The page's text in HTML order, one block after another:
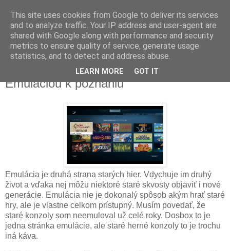
utorok 17. júna 2014
Emuláciou k poznaniu
Emulácia je druhá strana starých hier. Vdychuje im druhý
život a vďaka nej môžu niektoré staré skvosty objaviť i nové
generácie. Emulácia nie je dokonalý spôsob akým hrať staré
hry, ale je vlastne celkom prístupný. Musím povedať, že
staré konzoly som neemuloval už celé roky. Dosbox to je
jedna stránka emulácie, ale staré herné konzoly to je trochu
iná káva.
This site uses cookies from Google to deliver its services
and to analyze traffic. Your IP address and user-agent are
shared with Google along with performance and security
metrics to ensure quality of service, generate usage
statistics, and to detect and address abuse.
LEARN MORE GOT IT